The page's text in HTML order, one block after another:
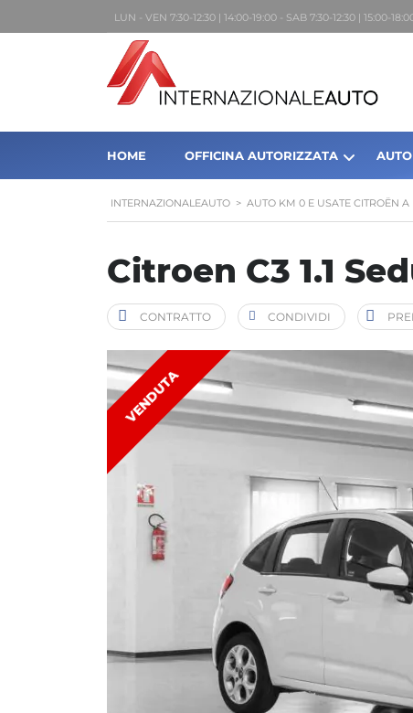
LUN - VEN 7:30-12:30 | 14:00-19:00 - SAB 7:30-12:30 | 15:00-
HOME OFFICINA AUTORIZZATA
INTERNAZIONALEAUTO > AUTO KM 0 E USATE CITROËN
Citroen C3 1.1
CONTRATTO CONDIVIDI
VENDUTA